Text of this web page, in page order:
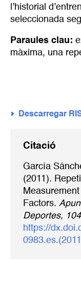
l’historial
seleccionada
Paraules clau:
màxima, una
Descarregar
Citació
García
(2011).
Factors.
Deportes, 104
https://